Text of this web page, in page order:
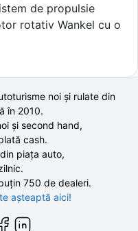
de propulsie
rotativ Wankel cu o
noi și rulate din
în 2010.
și second hand,
cash.
piața auto,
750 de dealeri.
te așteaptă aici!